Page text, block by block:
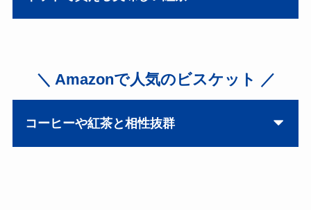
＼ Amazonで人気のビスケット ／
コーヒーや紅茶と相性抜群